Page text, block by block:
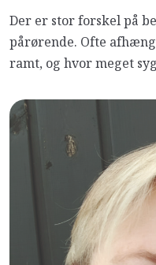
Der er stor forskel på
pårørende. Ofte
ramt, og hvor meget